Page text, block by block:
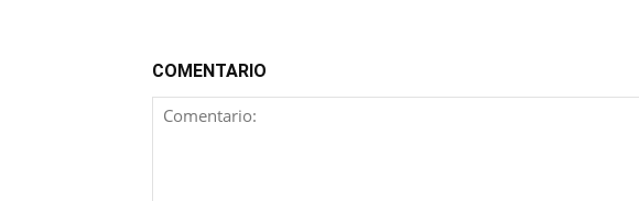
COMENTARIO